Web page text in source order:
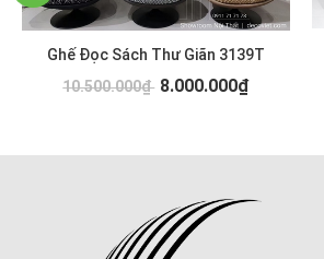
Ghế Đọc Sách Thư Giãn 3139T
10.500.000₫ 8.000.000₫